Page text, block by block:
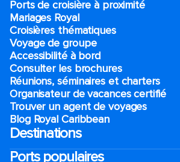
Ports de croisière à proximité
Mariages Royal
Croisières thématiques
Voyage de groupe​
Accessibilité à bord​
Consulter les brochures
Réunions, séminaires et charters
Organisateur de vacances certifié
Trouver un agent de voyages
Blog Royal Caribbean
Destinations
Ports populaires